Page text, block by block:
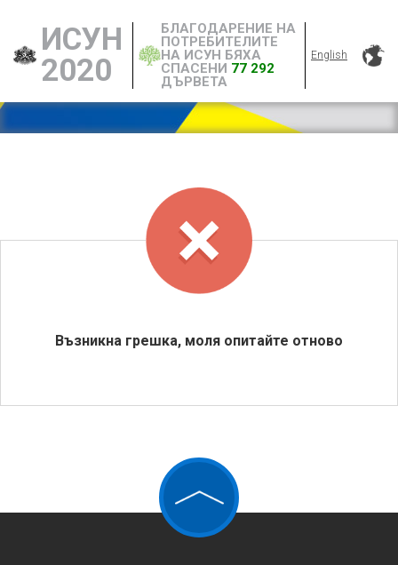
ИСУН
2020
БЛАГОДАРЕНИЕ НА
ПОТРЕБИТЕЛИТЕ
НА ИСУН БЯХА
СПАСЕНИ 77 292
ДЪРВЕТА
English
Възникна грешка, моля опитайте отново